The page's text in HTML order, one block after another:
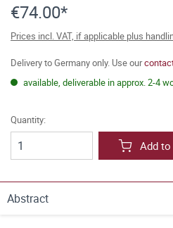
€74.00*
Prices incl. VAT, if applicable plus
Delivery to Germany only. Use our
available, deliverable in approx. 2-4
Quantity:
Add
Abstract